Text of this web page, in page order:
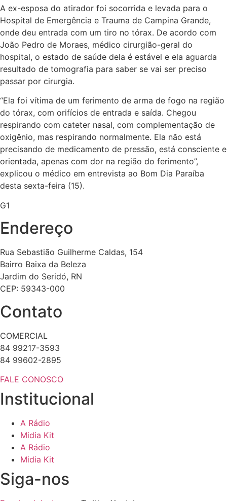
A ex-esposa do atirador foi socorrida e levada para o
Hospital de Emergência e Trauma de Campina Grande,
onde deu entrada com um tiro no tórax. De acordo com
João Pedro de Moraes, médico cirurgião-geral do
hospital, o estado de saúde dela é estável e ela aguarda
resultado de tomografia para saber se vai ser preciso
passar por cirurgia.
“Ela foi vítima de um ferimento de arma de fogo na região
do tórax, com orifícios de entrada e saída. Chegou
respirando com cateter nasal, com complementação de
oxigênio, mas respirando normalmente. Ela não está
precisando de medicamento de pressão, está consciente e
orientada, apenas com dor na região do ferimento”,
explicou o médico em entrevista ao Bom Dia Paraíba
desta sexta-feira (15).
G1
Endereço
Rua Sebastião Guilherme Caldas, 154
Bairro Baixa da Beleza
Jardim do Seridó, RN
CEP: 59343-000
Contato
COMERCIAL
84 99217-3593
84 99602-2895
FALE CONOSCO
Institucional
A Rádio
Midia Kit
A Rádio
Midia Kit
Siga-nos